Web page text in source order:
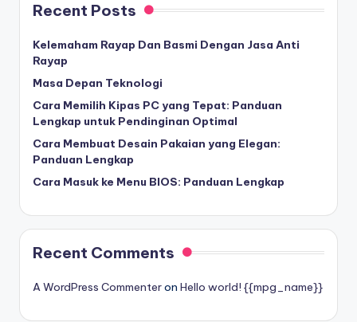
Recent Posts
Kelemaham Rayap Dan Basmi Dengan Jasa Anti
Rayap
Masa Depan Teknologi
Cara Memilih Kipas PC yang Tepat: Panduan
Lengkap untuk Pendinginan Optimal
Cara Membuat Desain Pakaian yang Elegan:
Panduan Lengkap
Cara Masuk ke Menu BIOS: Panduan Lengkap
Recent Comments
A WordPress Commenteron Hello world! {{mpg_name}}